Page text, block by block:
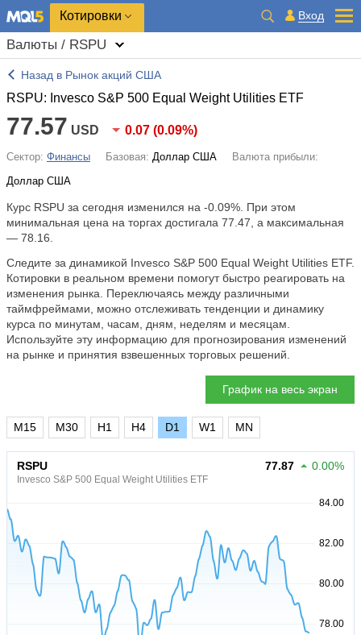
Котировки Вход
Валюты / RSPU
Назад в Рынок акций США
RSPU: Invesco S&P 500 Equal Weight Utilities ETF
77.57 USD 0.07 (0.09%)
Сектор: Финансы Базовая: Доллар США
Валюта прибыли:
Доллар США
Курс RSPU за сегодня изменился на -0.09% . При этом
минимальная цена на торгах достигала 77.47, а максимальная
— 78.16.
Следите за динамикой Invesco S&P 500 Equal Weight Utilities ETF.
Котировки в реальном времени помогут быстро реагировать на
изменения рынка. Переключаясь между различными
таймфреймами, можно отслеживать тенденции и динамику
курса по минутам, часам, дням, неделям и месяцам.
Используйте эту информацию для прогнозирования изменений
на рынке и принятия взвешенных торговых решений.
График на весь экран
M15 M30 H1 H4 D1 W1 MN
RSPU
Invesco S&P 500 Equal Weight Utilities ETF
77.87 0.00%